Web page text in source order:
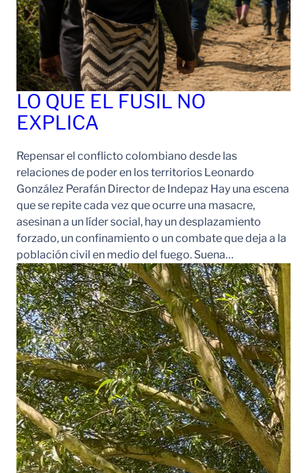
LO QUE EL FUSIL NO
EXPLICA
Repensar el conflicto colombiano desde las
relaciones de poder en los territorios Leonardo
González Perafán Director de Indepaz Hay una escena
que se repite cada vez que ocurre una masacre,
asesinan a un líder social, hay un desplazamiento
forzado, un confinamiento o un combate que deja a la
población civil en medio del fuego. Suena…